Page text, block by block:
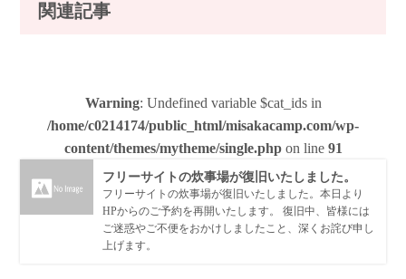
関連記事
Warning: Undefined variable $cat_ids in
/home/c0214174/public_html/misakacamp.com/wp-
content/themes/mytheme/single.phpon line 91
フリーサイトの炊事場が復旧いたしました。
フリーサイトの炊事場が復旧いたしました。本日より
HPからのご予約を再開いたします。 復旧中、皆様には
ご迷惑やご不便をおかけしましたこと、深くお詫び申し
上げます。